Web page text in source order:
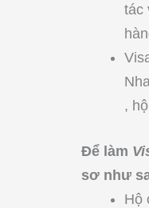
tác
,
Để làm
sơ như
Hộ